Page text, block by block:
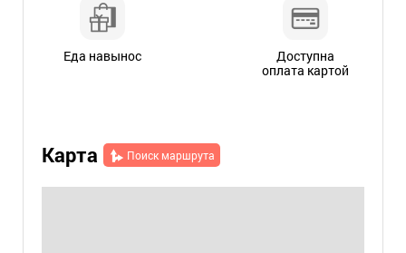
Еда навынос
Доступна
оплата картой
Карта Поиск маршрута